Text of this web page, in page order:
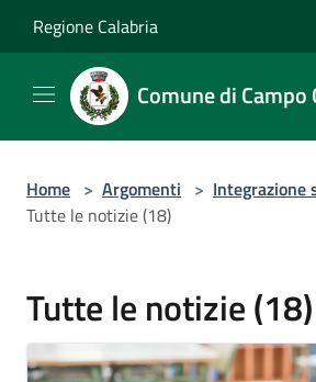
Regione Calabria
Comune di Campo
Home > Argomenti > Integrazione
Tutte le notizie (18)
Tutte le notizie (18)